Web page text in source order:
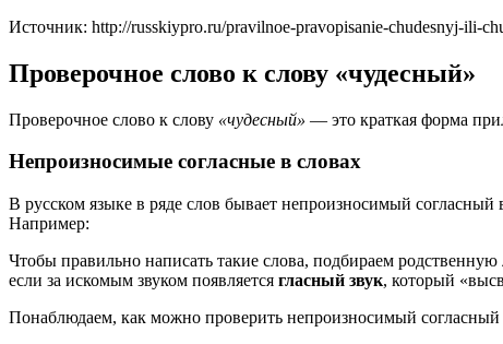
Источник: http://russkiypro.ru/pravilnoe-pravopisanie-chudesnyj-ili-
Проверочное слово к слову «чудесный»
Проверочное сло­во к сло­ву «чудес­ный» — это крат­кая фор­ма
Непроизносимые согласные в словах
В рус­ском язы­ке в ряде слов быва­ет непро­из­но­си­мый соглас­ный
Например:
Чтобы пра­виль­но напи­сать такие сло­ва, под­би­ра­ем
если за иско­мым зву­ком появ­ля­ет­ся глас­ный звук, кото­рый
Понаблюдаем, как мож­но про­ве­рить непро­из­но­си­мый